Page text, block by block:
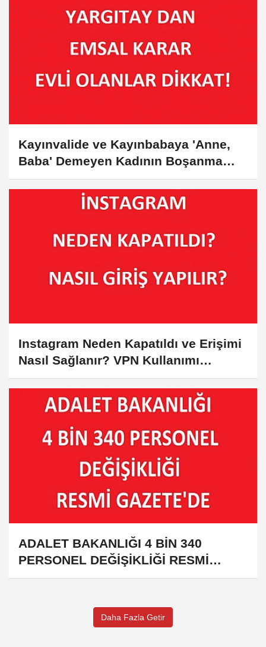
Kayınvalide ve Kayınbabaya 'Anne,
Baba' Demeyen Kadının Boşanma
Davasında Kusurlu Bulunması
Instagram Neden Kapatıldı ve Erişimi
Nasıl Sağlanır? VPN Kullanımı
Hakkında Bilmeniz Gerekenler
ADALET BAKANLIĞI 4 BİN 340
PERSONEL DEĞİŞİKLİĞİ RESMİ
GAZETE DE
Daha Fazla Getir